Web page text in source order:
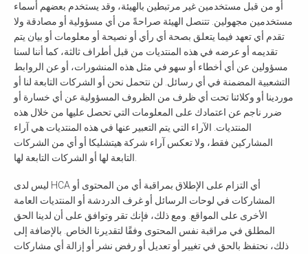
أو من قبل مستخدمين غير مرتبطين بالهيئة، وقد يستخدم بعضهم أسماء
مستخدمين مجهولين. تتنصل الهيئة صراحةً من أي مسؤولية أو مصادقة ولا
تقدم أي تعهد فيما يتعلق بصحة أي رأي أو نصيحة أو معلومات أو بيان يتم
تقديمه أو عرضه في هذه المنتديات من قبل أطراف ثالثة، كما أننا لسنا
مسؤولين عن أي أخطاء أو سهو في مثل هذه المنشورات، أو عن الروابط
التشعبية المضمنة في أي رسائل. لن نتحمل نحن أو الشركات التابعة لنا أو
موردينا أو وكلائنا تحت أي ظرف من الظروف المسؤولية عن أي خسارة أو
ضرر ناجم عن اعتمادك على المعلومات التي تحصل عليها من خلال هذه
المنتديات. الآراء التي يتم التعبير عنها في هذه المنتديات هي آراء
المشاركين فقط، ولا تعكس آراء شركة هيتشليكا أو أي من الشركات
ليس لدى HCA أي التزام على الإطلاق بمراقبة أي من المحتوى أو
المشاركات في لوحات الرسائل أو غرف الدردشة أو المنتديات العامة
الأخرى على المواقع. ومع ذلك، فإنك تقر وتوافق على أن لدينا الحق
المطلق في مراقبة نفس المحتوى وفقًا لتقديرنا الخاص. بالإضافة إلى
ذلك، نحتفظ بالحق في تغيير أو تعديل أو رفض نشر أو إزالة أي مشاركات